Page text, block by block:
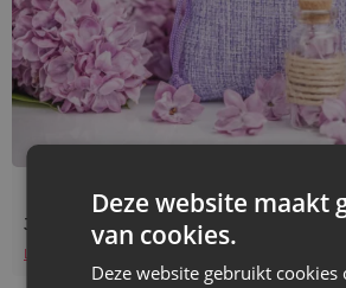
Leestijd: 3 min
Jutemateriaal - specificatie, gebruik,
Lees verder
Deze website maakt
van cookies.
Deze website gebruikt cookies